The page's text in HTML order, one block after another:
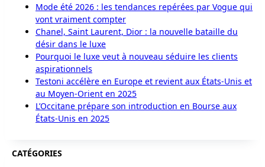
Mode été 2026 : les tendances repérées par Vogue qui
vont vraiment compter
Chanel, Saint Laurent, Dior : la nouvelle bataille du
désir dans le luxe
Pourquoi le luxe veut à nouveau séduire les clients
aspirationnels
Testoni accélère en Europe et revient aux États-Unis et
au Moyen-Orient en 2025
L’Occitane prépare son introduction en Bourse aux
États-Unis en 2025
CATÉGORIES